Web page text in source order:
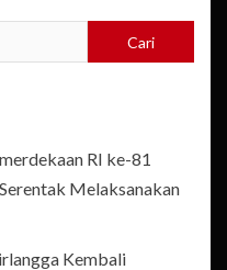
RI ke-81
Melaksanakan
Kembali